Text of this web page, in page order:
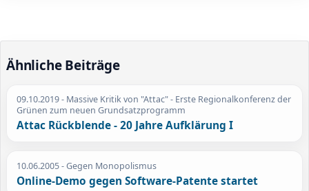
Ähnliche Beiträge
09.10.2019- Massive Kritik von "Attac" - Erste Regionalkonferenz der
Grünen zum neuen Grundsatzprogramm
Attac Rückblende - 20 Jahre Aufklärung I
10.06.2005- Gegen Monopolismus
Online-Demo gegen Software-Patente startet